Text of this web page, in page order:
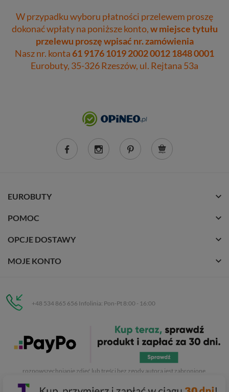
W przypadku wyboru płatności przelewem proszę
dokonać wpłaty na poniższe konto,w miejsce tytułu
przelewu proszę wpisać nr. zamówienia
Nasz nr. konta61 9176 1019 2002 0012 1848 0001
Eurobuty, 35-326 Rzeszów, ul. Rejtana 53a
EUROBUTY
POMOC
OPCJE DOSTAWY
MOJE KONTO
+48 534 865 656 Infolinia: Pon-Pt 8:00 - 16:00
C.H. Respan, Rejtana 53a/250
35-326 Rzeszów
. Kopiowanie, przetwarzanie,
rozpowszechnianie zdjęć lub treści bez zgody autora jest zabronione.